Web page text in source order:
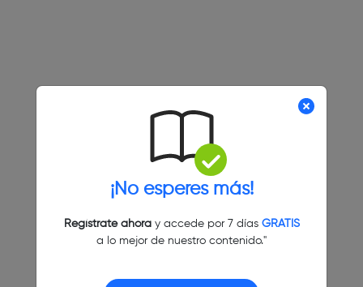
¡No esperes más!
Regístrate ahoray accede por 7 días GRATIS
a lo mejor de nuestro contenido."